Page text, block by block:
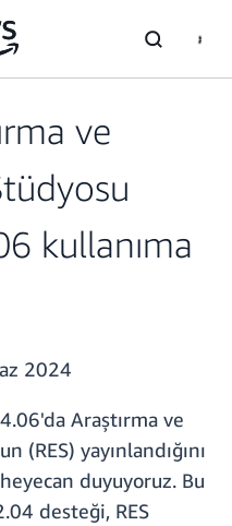
ve
kullanıma
2024
Araştırma ve
(RES) yayınlandığını
duyuyoruz. Bu
desteği, RES